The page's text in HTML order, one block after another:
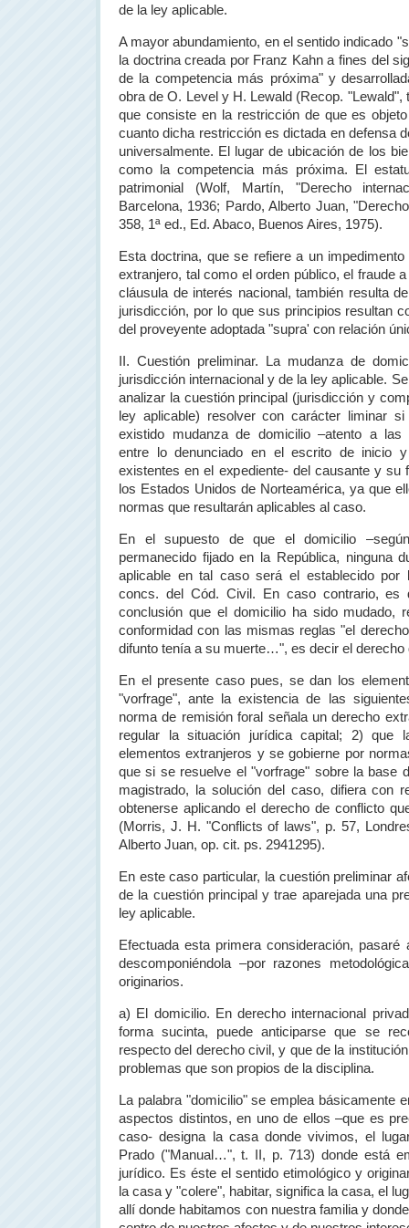
de la ley aplicable.
A mayor abundamiento, en el sentido indicado
la doctrina creada por Franz Kahn a fines del
de la competencia más próxima" y
obra de O. Level y H. Lewald (Recop. "Lewald",
que consiste en la restricción de que es
cuanto dicha restricción es dictada en defensa
universalmente. El lugar de ubicación de los
como la competencia más próxima. El
patrimonial (Wolf, Martín, "Derecho
Barcelona, 1936; Pardo, Alberto Juan,
358, 1ª ed., Ed. Abaco, Buenos Aires, 1975).
Esta doctrina, que se refiere a un
extranjero, tal como el orden público, el fraude
cláusula de interés nacional, también resulta
jurisdicción, por lo que sus principios resultan
del proveyente adoptada "supra' con relación
II. Cuestión preliminar. La mudanza de
jurisdicción internacional y de la ley aplicable.
analizar la cuestión principal (jurisdicción y
ley aplicable) resolver con carácter liminar
existido mudanza de domicilio –atento a las
entre lo denunciado en el escrito de inicio
existentes en el expediente- del causante y su
los Estados Unidos de Norteamérica, ya que
normas que resultarán aplicables al caso.
En el supuesto de que el domicilio
permanecido fijado en
la República, ninguna
aplicable en tal caso será el establecido
concs. del Cód. Civil. En caso contrario,
conclusión que el domicilio ha sido mudado,
conformidad con las mismas reglas "el
difunto tenía a su muerte…", es decir el derecho
En el presente caso pues, se dan los
"vorfrage", ante la existencia de las
norma de remisión foral señala un derecho
regular la situación jurídica capital; 2) que
elementos extranjeros y se gobierne por
que si se resuelve el "vorfrage" sobre la base
magistrado, la solución del caso, difiera con
obtenerse aplicando el derecho de conflicto
(Morris, J. H. "Conflicts of laws", p. 57,
Alberto Juan, op. cit. ps. 2941295).
En este caso particular, la cuestión preliminar
de la cuestión principal y trae aparejada una
ley aplicable.
Efectuada esta primera consideración,
descomponiéndola –por razones
originarios.
a) El domicilio. En derecho internacional
forma sucinta, puede anticiparse que se
respecto del derecho civil, y que de la
problemas que son propios de la disciplina.
La palabra "domicilio" se emplea básicamente
aspectos distintos, en uno de ellos –que es
caso- designa la casa donde vivimos, el
Prado ("Manual…", t. II, p. 713) donde está
jurídico. Es éste el sentido etimológico y
la casa y "colere", habitar, significa la casa, el
allí donde habitamos con nuestra familia y